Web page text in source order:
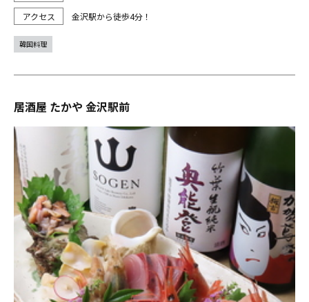
金沢駅から徒歩4分！
韓国料理
居酒屋 たかや 金沢駅前